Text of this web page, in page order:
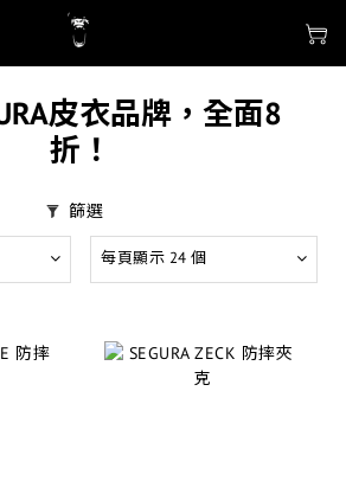
皮衣品牌，全面8
折！
篩選
每頁顯示 24 個